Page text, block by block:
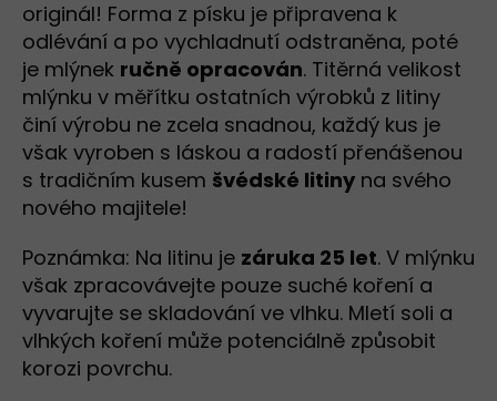
originál! Forma z písku je připravena k
odlévání a po vychladnutí odstraněna, poté
je mlýnek ručně opracován. Titěrná velikost
mlýnku v měřítku ostatních výrobků z litiny
činí výrobu ne zcela snadnou, každý kus je
však vyroben s láskou a radostí přenášenou
s tradičním kusem švédské litiny na svého
nového majitele!
Poznámka: Na litinu je záruka 25 let. V mlýnku
však zpracovávejte pouze suché koření a
vyvarujte se skladování ve vlhku. Mletí soli a
vlhkých koření může potenciálně způsobit
korozi povrchu.